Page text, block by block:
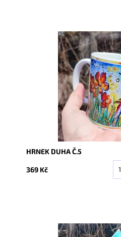
Dostupnost:
Skladem
8390
HRNEK DUHA Č.5
369 Kč